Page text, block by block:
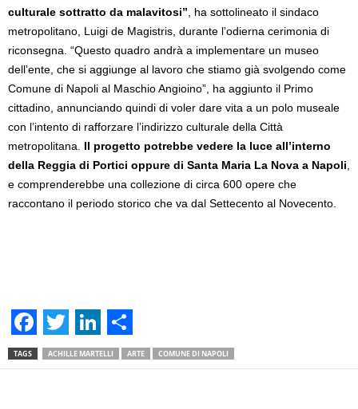
culturale sottratto da malavitosi” , ha sottolineato il sindaco
metropolitano, Luigi de Magistris, durante l’odierna cerimonia di
riconsegna. “Questo quadro andrà a implementare un museo
dell’ente, che si aggiunge al lavoro che stiamo già svolgendo come
Comune di Napoli al Maschio Angioino”, ha aggiunto il Primo
cittadino, annunciando quindi di voler dare vita a un polo museale
con l’intento di rafforzare l’indirizzo culturale della Città
metropolitana.
Il progetto potrebbe vedere la luce all’interno
della Reggia di Portici oppure di Santa Maria La Nova a Napoli
e comprenderebbe una collezione di circa 600 opere che
raccontano il periodo storico che va dal Settecento al Novecento.
F
a
T
w
L
i
S
h
TAGS ACHILLE MARTELLI ARTE COMUNE DI NAPOLI